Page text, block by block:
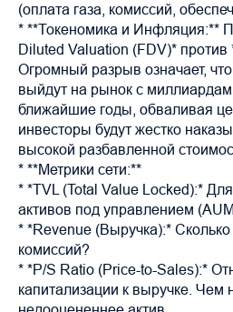
(оплата газа, комиссий,
* **Токеномика и Инфляция:**
Diluted Valuation (FDV)* против
Огромный разрыв означает,
выйдут на рынок с
ближайшие годы, обваливая
инвесторы будут жестко
высокой разбавленной
* **Метрики сети:**
* *TVL (Total Value Locked):*
активов под управлением
* *Revenue (Выручка):* Сколько
комиссий?
* *P/S Ratio (Price-to-Sales):*
капитализации к выручке. Чем